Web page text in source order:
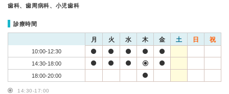
歯科、歯周病科、小児歯科
診療時間
月 火 水 木 金 土 日 祝
10:00-12:30
14:30-18:00
18:00-20:00
14:30-17:00